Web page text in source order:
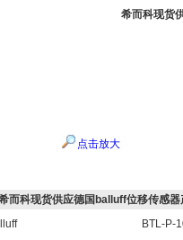
希而科现货
点击放大
而科现货供应德国balluff位移传感
BTL-P-